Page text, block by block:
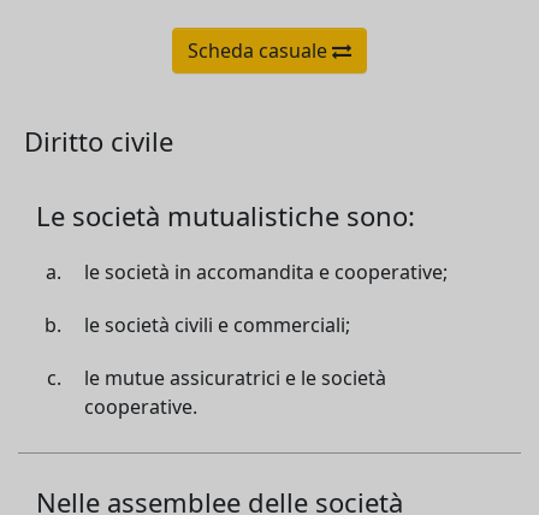
Scheda casuale
Diritto civile
Le società mutualistiche sono:
le società in accomandita e cooperative;
le società civili e commerciali;
le mutue assicuratrici e le società
cooperative.
Nelle assemblee delle società